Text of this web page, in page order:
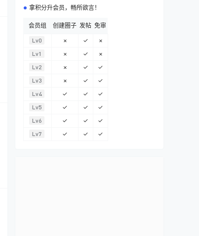
拿积分升会员，畅所欲言！
会员组 创建圈子 发帖 免审
Lv0
× ✓
×
Lv1
× ✓
×
Lv2
× ✓
✓
Lv3
× ✓
✓
Lv4
✓ ✓
✓
Lv5
✓ ✓
✓
Lv6
✓ ✓
✓
Lv7
✓ ✓ ✓